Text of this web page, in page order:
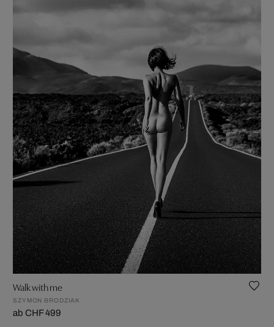
Walk with me
SZYMON BRODZIAK
ab CHF 499